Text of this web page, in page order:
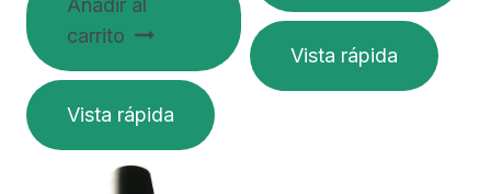
carrito
Vista rápida
Este
producto
tiene
Vista rápida